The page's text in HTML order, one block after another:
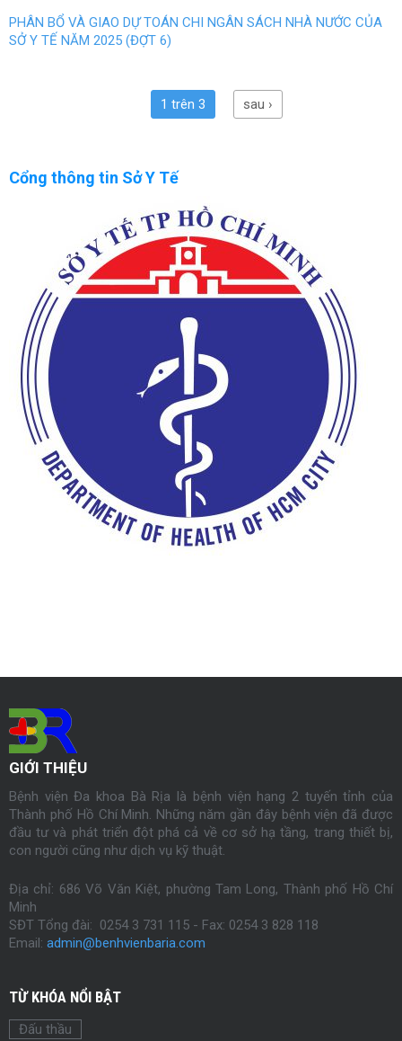
PHÂN BỔ VÀ GIAO DỰ TOÁN CHI NGÂN SÁCH NHÀ NƯỚC CỦA
SỞ Y TẾ NĂM 2025 (ĐỢT 6)
1 trên 3 sau ›
Cổng thông tin Sở Y Tế
GIỚI THIỆU
Bệnh viện Đa khoa Bà Rịa là bệnh viện hạng 2 tuyến tỉnh của
Thành phố Hồ Chí Minh. Những năm gần đây bệnh viện đã được
đầu tư và phát triển đột phá cả về cơ sở hạ tầng, trang thiết bị,
con người cũng như dịch vụ kỹ thuật.
Địa chỉ: 686 Võ Văn Kiệt, phường Tam Long, Thành phố Hồ Chí
Minh
SĐT Tổng đài: 0254 3 731 115 - Fax: 0254 3 828 118
Email: admin@benhvienbaria.com
TỪ KHÓA NỔI BẬT
Đấu thầu